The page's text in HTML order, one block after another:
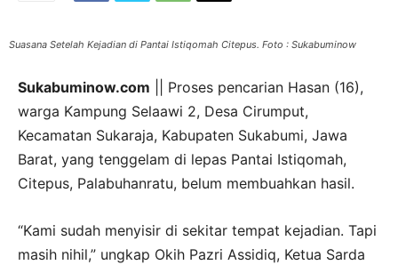
Suasana Setelah Kejadian di Pantai Istiqomah Citepus. Foto : Sukabuminow
Sukabuminow.com || Proses pencarian Hasan (16),
warga Kampung Selaawi 2, Desa Cirumput,
Kecamatan Sukaraja, Kabupaten Sukabumi, Jawa
Barat, yang tenggelam di lepas Pantai Istiqomah,
Citepus, Palabuhanratu, belum membuahkan hasil.
“Kami sudah menyisir di sekitar tempat kejadian. Tapi
masih nihil,” ungkap Okih Pazri Assidiq, Ketua Sarda